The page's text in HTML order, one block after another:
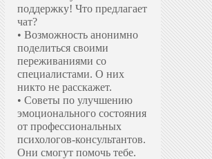
поддержку! Что предлагает
чат?
• Возможность анонимно
поделиться своими
переживаниями со
специалистами. О них
никто не расскажет.
• Советы по улучшению
эмоционального состояния
от профессиональных
психологов-консультантов.
Они смогут помочь тебе.